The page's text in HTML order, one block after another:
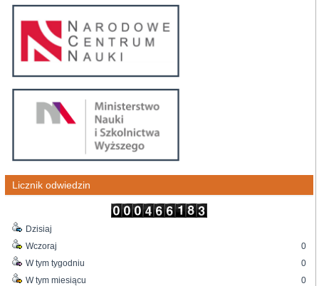
Licznik odwiedzin
Dzisiaj
Wczoraj
W tym tygodniu
W tym miesiącu
0
0
0